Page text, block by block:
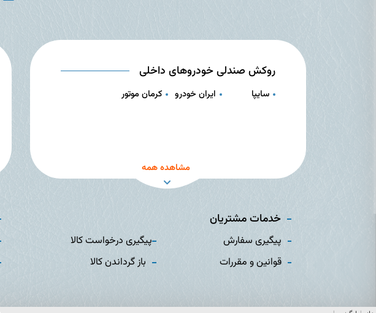
روکش صندلی خودروهای داخلی
سایپا ایران خودرو کرمان موتور
مشاهده همه
خدمات مشتریان
پیگیری سفارش
قوانین و مقررات
پیگیری درخواست کالا
باز گرداندن کالا